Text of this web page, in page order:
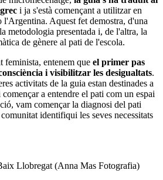
i ja s'està començant a utilitzar en
l'Argentina. Aquest fet demostra, d'una
metodologia presentada i, de l'altra, la
de gènere al pati de l'escola.
feminista, entenem que el primer pas
i visibilitzar les desigualtats.
activitats de la guia estan destinades a
a entendre el pati com un espai
vam començar la diagnosi del pati
identifiqui les seves necessitats
Llobregat (Anna Mas Fotografia)